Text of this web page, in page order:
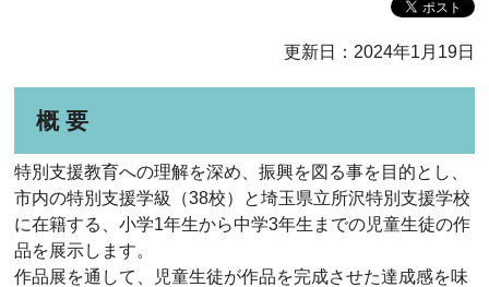
更新日：2024年1月19日
概 要
特別支援教育への理解を深め、振興を図る事を目的とし、
市内の特別支援学級（38校）と埼玉県立所沢特別支援学校
に在籍する、小学1年生から中学3年生までの児童生徒の作
品を展示します。
作品展を通して、児童生徒が作品を完成させた達成感を味